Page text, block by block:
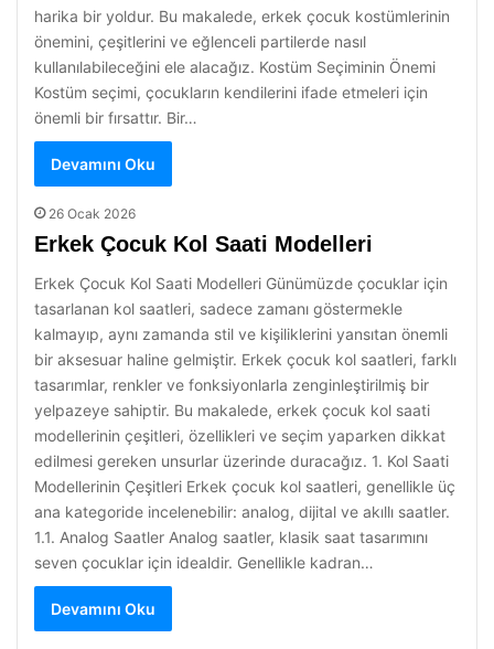
harika bir yoldur. Bu makalede, erkek çocuk kostümlerinin
önemini, çeşitlerini ve eğlenceli partilerde nasıl
kullanılabileceğini ele alacağız. Kostüm Seçiminin Önemi
Kostüm seçimi, çocukların kendilerini ifade etmeleri için
önemli bir fırsattır. Bir…
Devamını Oku
26 Ocak 2026
Erkek Çocuk Kol Saati Modelleri
Erkek Çocuk Kol Saati Modelleri Günümüzde çocuklar için
tasarlanan kol saatleri, sadece zamanı göstermekle
kalmayıp, aynı zamanda stil ve kişiliklerini yansıtan önemli
bir aksesuar haline gelmiştir. Erkek çocuk kol saatleri, farklı
tasarımlar, renkler ve fonksiyonlarla zenginleştirilmiş bir
yelpazeye sahiptir. Bu makalede, erkek çocuk kol saati
modellerinin çeşitleri, özellikleri ve seçim yaparken dikkat
edilmesi gereken unsurlar üzerinde duracağız. 1. Kol Saati
Modellerinin Çeşitleri Erkek çocuk kol saatleri, genellikle üç
ana kategoride incelenebilir: analog, dijital ve akıllı saatler.
1.1. Analog Saatler Analog saatler, klasik saat tasarımını
seven çocuklar için idealdir. Genellikle kadran…
Devamını Oku